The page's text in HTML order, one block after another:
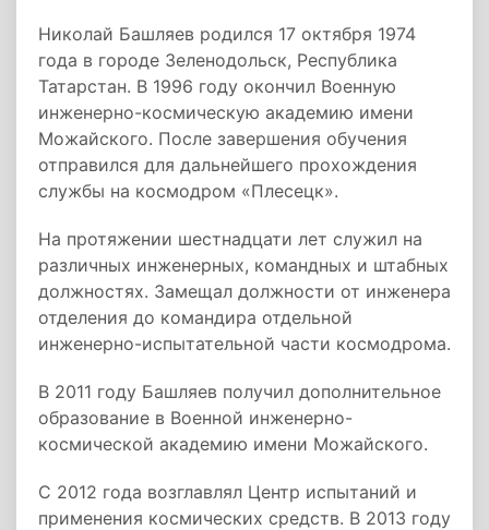
Николай Башляев родился 17 октября 1974
года в городе Зеленодольск, Республика
Татарстан. В 1996 году окончил Военную
инженерно-космическую академию имени
Можайского. После завершения обучения
отправился для дальнейшего прохождения
службы на космодром «Плесецк».
На протяжении шестнадцати лет служил на
различных инженерных, командных и штабных
должностях. Замещал должности от инженера
отделения до командира отдельной
инженерно-испытательной части космодрома.
В 2011 году Башляев получил дополнительное
образование в Военной инженерно-
космической академию имени Можайского.
С 2012 года возглавлял Центр испытаний и
применения космических средств. В 2013 году